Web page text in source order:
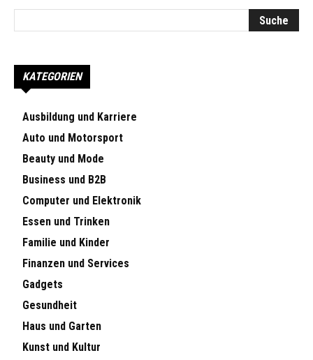
KATEGORIEN
Ausbildung und Karriere
Auto und Motorsport
Beauty und Mode
Business und B2B
Computer und Elektronik
Essen und Trinken
Familie und Kinder
Finanzen und Services
Gadgets
Gesundheit
Haus und Garten
Kunst und Kultur